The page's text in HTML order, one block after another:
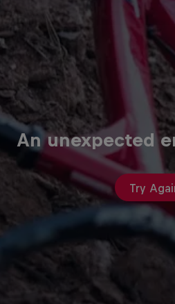
An unexpected
Try